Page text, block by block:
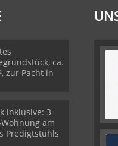
ca.
zur Pacht in
inklusive: 3-
am
Predigtstuhls